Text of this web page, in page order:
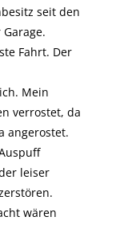
seit den
Fahrt. Der
Mein
verrostet, da
angerostet.
leiser
wären